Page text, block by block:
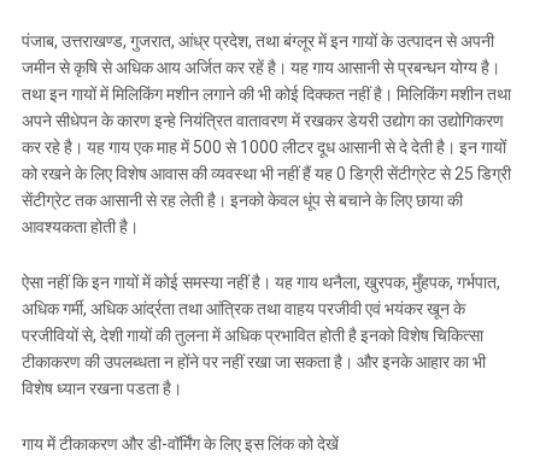
पंजाब, उत्तराखण्ड, गुजरात, आंध्र प्रदेश, तथा बंग्लूर में इन गायों के उत्पादन से अपनी
जमीन से कृषि से अधिक आय अर्जित कर रहें है। यह गाय आसानी से प्रबन्धन योग्य है।
तथा इन गायों में मिलिकिंग मशीन लगाने की भी कोई दिक्कत नहीं है। मिलिकिंग मशीन तथा
अपने सीधेपन के कारण इन्हे नियंत्रित वातावरण में रखकर डेयरी उद्योग का उद्योगिकरण
कर रहे है। यह गाय एक माह में 500 से 1000 लीटर दूध आसानी से दे देती है। इन गायों
को रखने के लिए विशेष आवास की व्यवस्था भी नहीं हैं यह 0 डिग्री सेंटीग्रेट से 25 डिग्री
सेंटीग्रेट तक आसानी से रह लेती है। इनको केवल धूंप से बचाने के लिए छाया की
आवश्यकता होती है।
ऐसा नहीं कि इन गायों में कोई समस्या नहीं है। यह गाय थनैला, खुरपक, मुँहपक, गर्भपात,
अधिक गर्मी, अधिक आंर्द्रता तथा आंत्रिक तथा वाहय परजीवी एवं भयंकर खून के
परजीवियों से, देशी गायों की तुलना में अधिक प्रभावित होती है इनको विशेष चिकित्सा
टीकाकरण की उपलब्धता न होंने पर नहीं रखा जा सकता है। और इनके आहार का भी
विशेष ध्यान रखना पडता है।
गाय में टीकाकरण और डी-वॉर्मिंग के लिए इस लिंक को देखें